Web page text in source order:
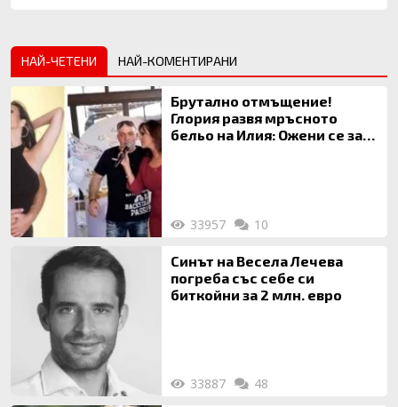
НАЙ-ЧЕТЕНИ НАЙ-КОМЕНТИРАНИ
Брутално отмъщение!
Глория развя мръсното
бельо на Илия: Ожени се за
33957 10
Синът на Весела Лечева
погреба със себе си
биткойни за 2 млн. евро
33887 48